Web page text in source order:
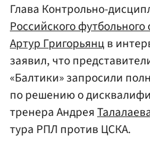
Глава Контрольно-
Российского футбольного
Артур Григорьянцв
заявил, что
«Балтики» запросили
по решению о
тренера Андрея
тура РПЛ против ЦСКА.